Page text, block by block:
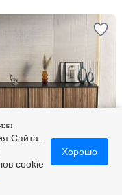
Monaco / Монако
Сайта.
cookie
Хорошо